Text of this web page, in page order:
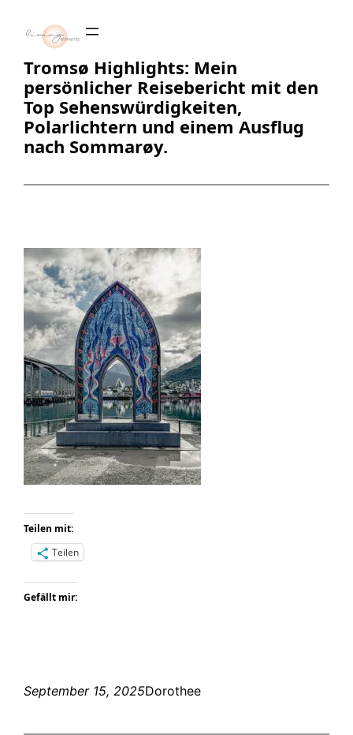
Inhalt
springen
Tromsø Highlights: Mein
persönlicher Reisebericht mit den
Top Sehenswürdigkeiten,
Polarlichtern und einem Ausflug
nach Sommarøy.
Teilen mit:
Teilen
Gefällt mir:
September 15, 2025Dorothee